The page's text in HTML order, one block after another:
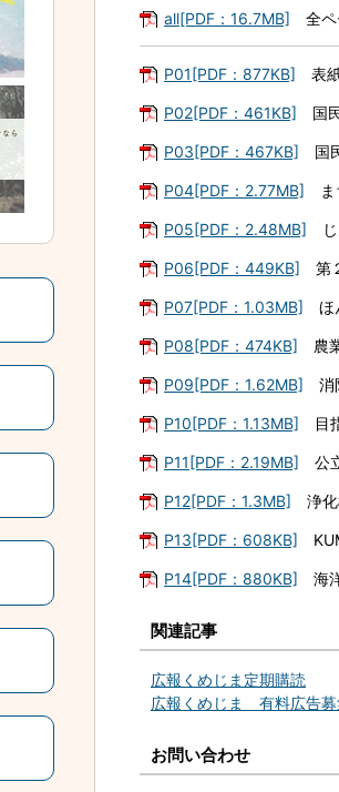
all[PDF：16.7MB] 全ペ
P01[PDF：877KB] 表
P02[PDF：461KB] 国
P03[PDF：467KB] 国
P04[PDF：2.77MB] ま
P05[PDF：2.48MB] じ
P06[PDF：449KB] 第
P07[PDF：1.03MB] ほ
P08[PDF：474KB] 農
P09[PDF：1.62MB] 消
P10[PDF：1.13MB] 目
P11[PDF：2.19MB] 公
P12[PDF：1.3MB] 浄化
P13[PDF：608KB]
P14[PDF：880KB] 海
関連記事
広報くめじま定期購読
広報くめじま 有料広告
お問い合わせ